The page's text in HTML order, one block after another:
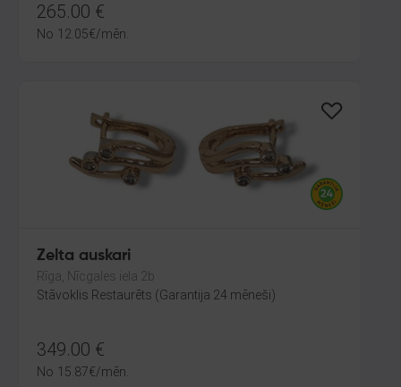
265.00 €
No 12.05€/mēn.
Zelta auskari
Rīga, Nīcgales iela 2b
Stāvoklis Restaurēts (Garantija 24 mēneši)
349.00 €
No 15.87€/mēn.